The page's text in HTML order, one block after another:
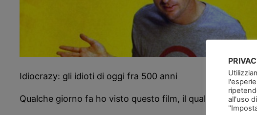
Idiocrazy: gli idioti di oggi fra 500 anni
Qualche giorno fa ho visto questo film, il quale ipotizza
all'uso